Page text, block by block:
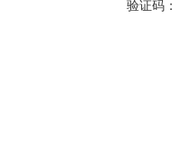
验证码：